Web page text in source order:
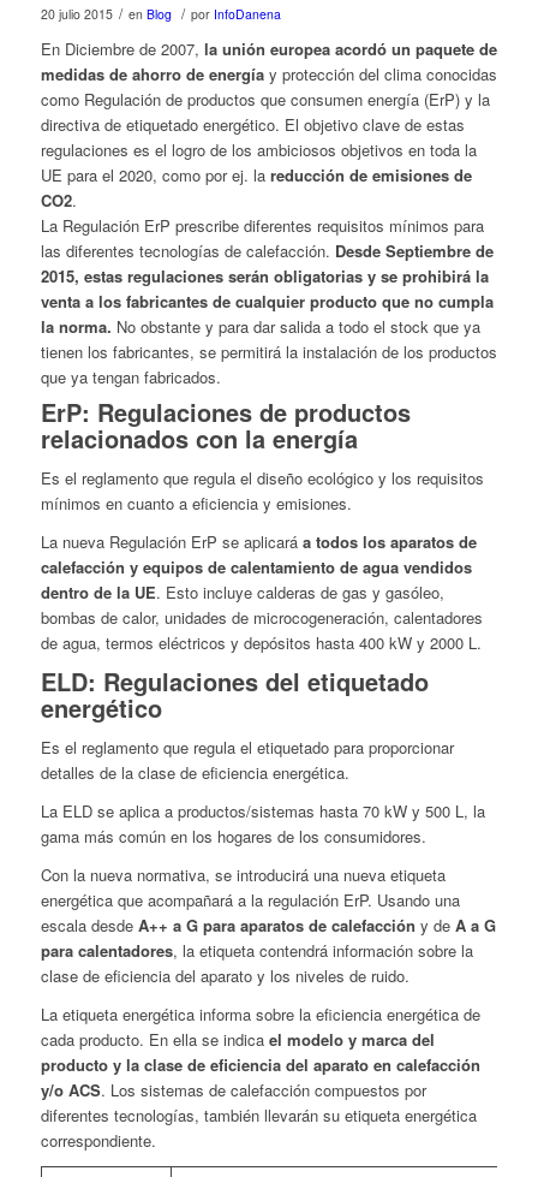
20 julio 2015 / en Blog / por InfoDanena
En Diciembre de 2007, la unión europea acordó un paquete de
medidas de ahorro de energíay protección del clima conocidas
como Regulación de productos que consumen energía (ErP) y la
directiva de etiquetado energético. El objetivo clave de estas
regulaciones es el logro de los ambiciosos objetivos en toda la
UE para el 2020, como por ej. la reducción de emisiones de
CO2.
La Regulación ErP prescribe diferentes requisitos mínimos para
las diferentes tecnologías de calefacción. Desde Septiembre de
2015, estas regulaciones serán obligatorias y se prohibirá la
venta a los fabricantes de cualquier producto que no cumpla
la norma. No obstante y para dar salida a todo el stock que ya
tienen los fabricantes, se permitirá la instalación de los productos
que ya tengan fabricados.
ErP: Regulaciones de productos
relacionados con la energía
Es el reglamento que regula el diseño ecológico y los requisitos
mínimos en cuanto a eficiencia y emisiones.
La nueva Regulación ErP se aplicará a todos los aparatos de
calefacción y equipos de calentamiento de agua vendidos
dentro de la UE. Esto incluye calderas de gas y gasóleo,
bombas de calor, unidades de microcogeneración, calentadores
de agua, termos eléctricos y depósitos hasta 400 kW y 2000 L.
ELD: Regulaciones del etiquetado
energético
Es el reglamento que regula el etiquetado para proporcionar
detalles de la clase de eficiencia energética.
La ELD se aplica a productos/sistemas hasta 70 kW y 500 L, la
gama más común en los hogares de los consumidores.
Con la nueva normativa, se introducirá una nueva etiqueta
energética que acompañará a la regulación ErP. Usando una
escala desde A++ a G para aparatos de calefacción y de A a G
para calentadores, la etiqueta contendrá información sobre la
clase de eficiencia del aparato y los niveles de ruido.
La etiqueta energética informa sobre la eficiencia energética de
cada producto. En ella se indica el modelo y marca del
producto y la clase de eficiencia del aparato en calefacción
y/o ACS. Los sistemas de calefacción compuestos por
diferentes tecnologías, también llevarán su etiqueta energética
correspondiente.